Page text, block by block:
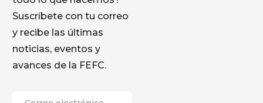
Suscríbete con tu correo
y recibe las últimas
noticias, eventos y
avances de la FEFC.